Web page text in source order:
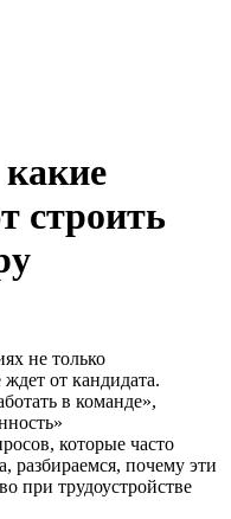
строить
не только
от кандидата.
в команде»,
которые часто
разбираемся, почему эти
при трудоустройстве